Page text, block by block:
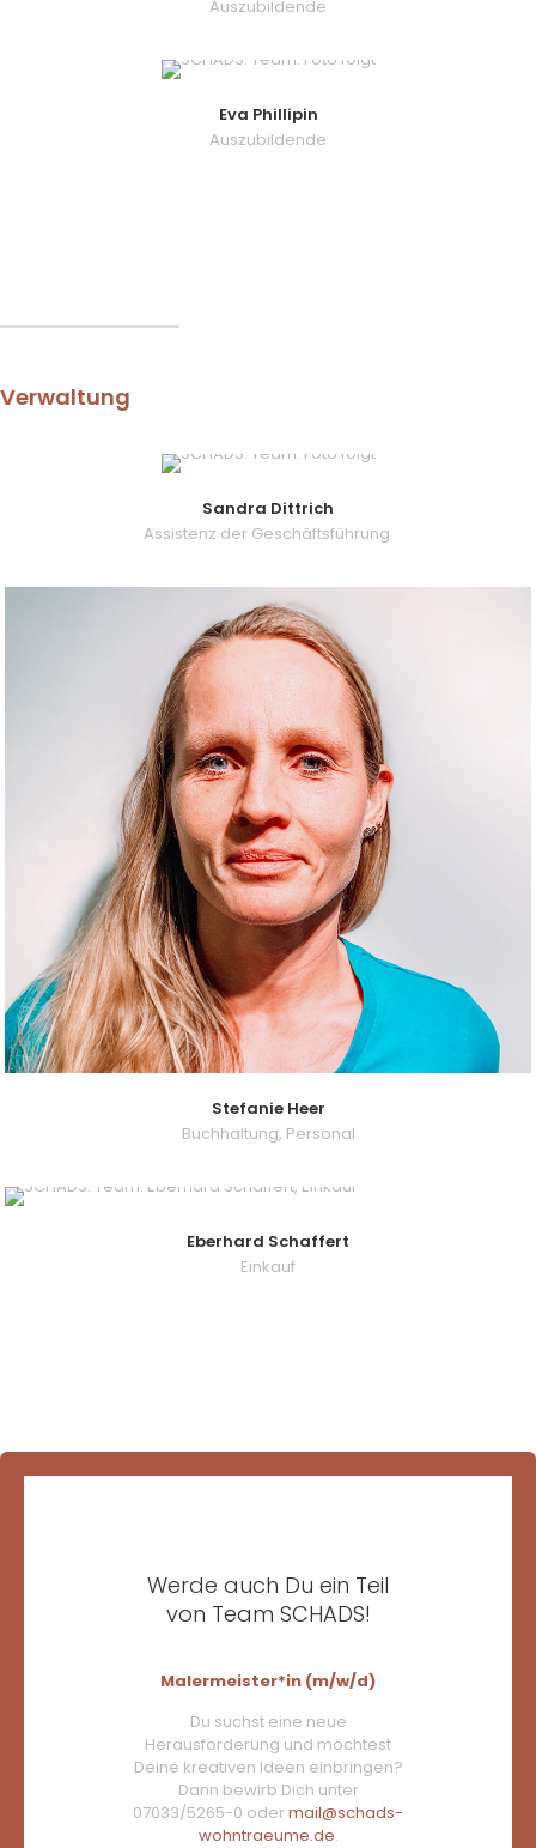
Auszubildende
Eva Phillipin
Auszubildende
Verwaltung
Sandra Dittrich
Assistenz der Geschäftsführung
Stefanie Heer
Buchhaltung, Personal
Eberhard Schaffert
Einkauf
Werde auch Du ein Teil
von Team SCHADS!
Malermeister*in (m/w/d)
Du suchst eine neue
Herausforderung und möchtest
Deine kreativen Ideen einbringen?
Dann bewirb Dich unter
07033/5265-0 oder mail@schads-
wohntraeume.de.